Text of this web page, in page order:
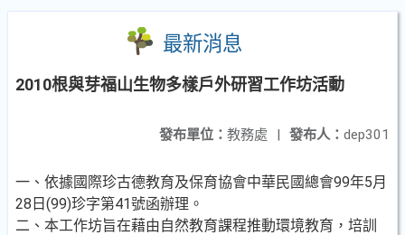
最新消息
2010根與芽福山生物多樣戶外研習工作坊活動
發布人： dep301
發布單位： 教務處 |
一、依據國際珍古德教育及保育協會中華民國總會99年5月
28日(99)珍字第41號函辦理。
二、本工作坊旨在藉由自然教育課程推動環境教育，培訓